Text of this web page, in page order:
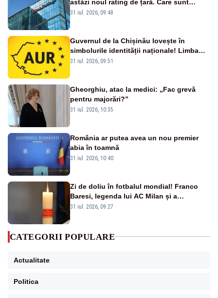
astăzi noul rating de țară. Care sunt
efectele retrogradării la categoria „junk”
31 iul. 2026, 09:48
Guvernul de la Chișinău lovește în
simbolurile identității naționale! Limba
română nu se economisește! Limba
31 iul. 2026, 09:51
Gheorghiu, atac la medici: „Fac grevă
pentru majorări?”
31 iul. 2026, 10:35
România ar putea avea un nou premier
abia în toamnă
31 iul. 2026, 10:40
Zi de doliu în fotbalul mondial! Franco
Baresi, legenda lui AC Milan și a
naționalei Italiei, a murit
31 iul. 2026, 09:27
CATEGORII POPULARE
Actualitate
Politica